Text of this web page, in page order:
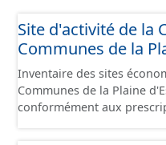
Site d'activité de la
Communes de la
Inventaire des sites
Communes de la Plaine
conformément aux